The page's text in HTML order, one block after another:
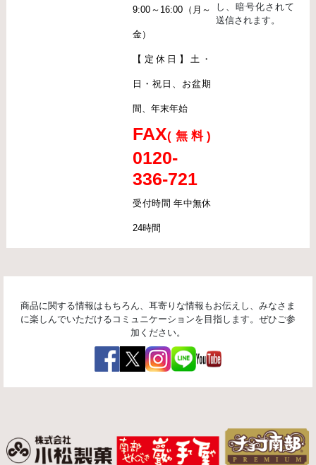
9:00～16:00（月～
金）
【定休日】土・
日・祝日、お盆期
間、年末年始
FAX(無料)
0120-
336-721
受付時間 年中無休
24時間
し、暗号化されて
送信されます。
商品に関する情報はもちろん、耳寄りな情報もお伝えし、みなさま
に楽しんでいただけるコミュニケーションを目指します。ぜひご参
加ください。